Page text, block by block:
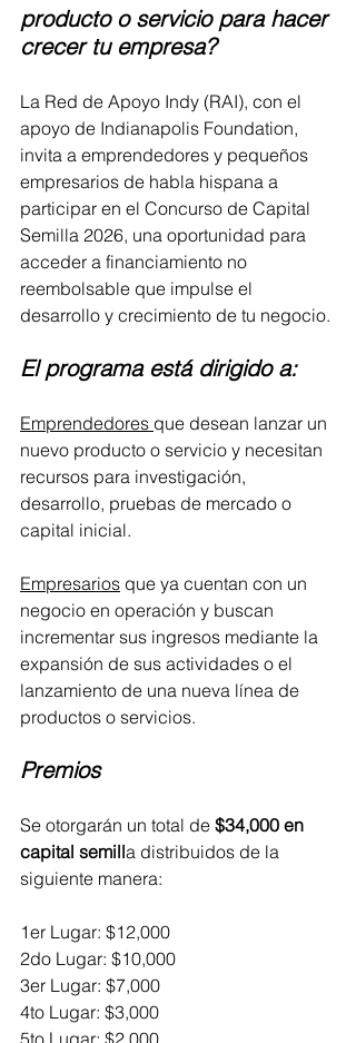
producto o servicio para hacer
crecer tu empresa?
La Red de Apoyo Indy (RAI), con el
apoyo de Indianapolis Foundation,
invita a emprendedores y pequeños
empresarios de habla hispana a
participar en el Concurso de Capital
Semilla 2026, una oportunidad para
acceder a financiamiento no
reembolsable que impulse el
desarrollo y crecimiento de tu negocio.
El programa está dirigido a:
Emprendedores que desean lanzar un
nuevo producto o servicio y necesitan
recursos para investigación,
desarrollo, pruebas de mercado o
capital inicial.
Empresarios que ya cuentan con un
negocio en operación y buscan
incrementar sus ingresos mediante la
expansión de sus actividades o el
lanzamiento de una nueva línea de
productos o servicios.
Premios
Se otorgarán un total de $34,000 en
capital semilla distribuidos de la
siguiente manera:
1er Lugar: $12,000
2do Lugar: $10,000
3er Lugar: $7,000
4to Lugar: $3,000
5to Lugar: $2,000